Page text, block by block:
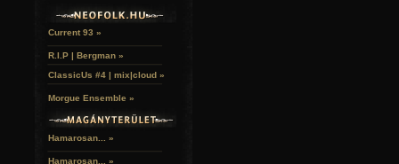
Current 93 »
R.I.P | Bergman »
ClassicUs #4 | mix|cloud »
Morgue Ensemble »
Hamarosan... »
Hamarosan... »